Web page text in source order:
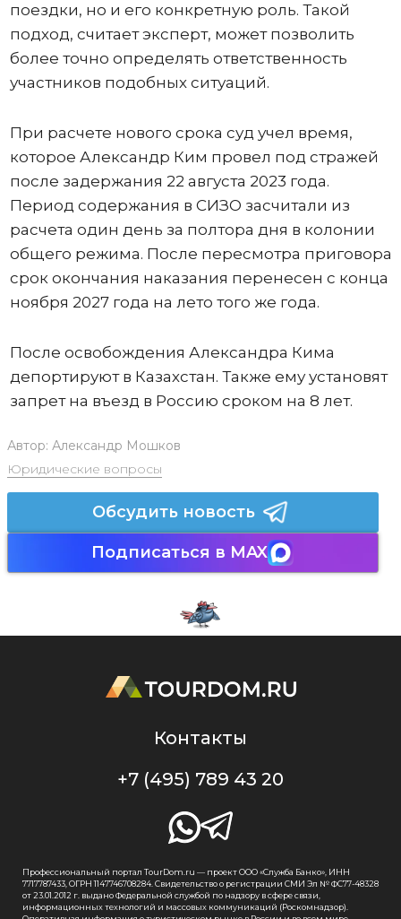
поездки, но и его конкретную роль. Такой
подход, считает эксперт, может позволить
более точно определять ответственность
участников подобных ситуаций.
При расчете нового срока суд учел время,
которое Александр Ким провел под стражей
после задержания 22 августа 2023 года.
Период содержания в СИЗО засчитали из
расчета один день за полтора дня в колонии
общего режима. После пересмотра приговора
срок окончания наказания перенесен с конца
ноября 2027 года на лето того же года.
После освобождения Александра Кима
депортируют в Казахстан. Также ему установят
запрет на въезд в Россию сроком на 8 лет.
Автор: Александр Мошков
Юридические вопросы
Обсудить новость
Подписаться в MAX
Контакты
+7 (495) 789 43 20
Профессиональный портал TourDom.ru — проект ООО «Служба Банко», ИНН
7717787433, ОГРН 1147746708284. Свидетельство о регистрации СМИ Эл № ФС77-48328
от 23.01.2012 г. выдано Федеральной службой по надзору в сфере связи,
информационных технологий и массовых коммуникаций (Роскомнадзор).